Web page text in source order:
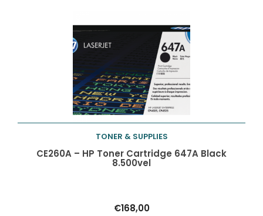
Toevoegen aan
TONER & SUPPLIES
CE260A – HP Toner Cartridge 647A Black
8.500vel
€168,00